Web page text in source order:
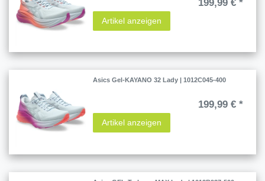
199,99 € *
Artikel anzeigen
Asics Gel-KAYANO 32 Lady | 1012C045-400
199,99 € *
Artikel anzeigen